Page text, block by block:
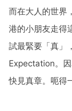
而在大人的世界
港的小朋友走得
試最緊要「真」
Expectation。
快見真章。呃得